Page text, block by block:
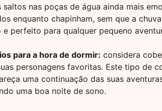
nas poças de água ainda mais
enquanto chapinham, sem que a
perfeito para qualquer pequeno
para a hora de dormir: considera
personagens favoritas. Este tipo de
uma continuação das suas
uma boa noite de sono.